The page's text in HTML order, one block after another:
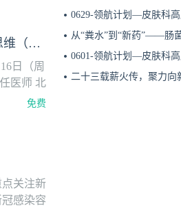
胜男 主
诊断是
诊断标
暴发性
“病毒性心肌炎”迁延不愈背后的真相 | 寻踪觅影解码协和放射思维（3）
日（周
医师 北
免费
关注新
感染容